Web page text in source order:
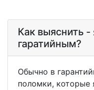
Как выяснить -
гаратийным?
Обычно в
поломки, которые